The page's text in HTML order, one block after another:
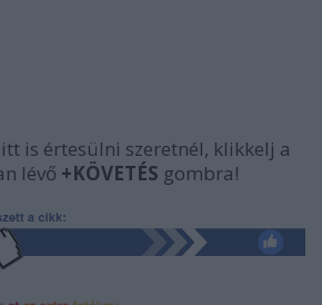
is értesülni szeretnél, klikkelj a
lévő +KÖVETÉS gombra!